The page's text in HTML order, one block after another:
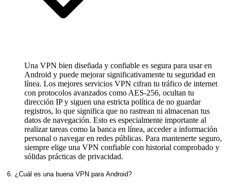
Una VPN bien diseñada y confiable es segura para usar en
Android y puede mejorar significativamente tu seguridad en
línea. Los mejores servicios VPN cifran tu tráfico de internet
con protocolos avanzados como AES-256, ocultan tu
dirección IP y siguen una estricta política de no guardar
registros, lo que significa que no rastrean ni almacenan tus
datos de navegación. Esto es especialmente importante al
realizar tareas como la banca en línea, acceder a información
personal o navegar en redes públicas. Para mantenerte seguro,
siempre elige una VPN confiable con historial comprobado y
sólidas prácticas de privacidad.
6. ¿Cuál es una buena VPN para Android?